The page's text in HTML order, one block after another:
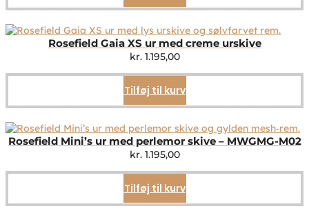
Rosefield Gaia XS ur med creme urskive
kr.1.195,00
Tilføj til kurv
Rosefield Mini’s ur med perlemor skive – MWGMG-M02
kr.1.195,00
Tilføj til kurv